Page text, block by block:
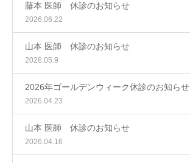
藤本 医師 休診のお知らせ
2026.06.22
山本 医師 休診のお知らせ
2026.05.9
2026年ゴールデンウィーク休診のお知らせ
2026.04.23
山本 医師 休診のお知らせ
2026.04.16